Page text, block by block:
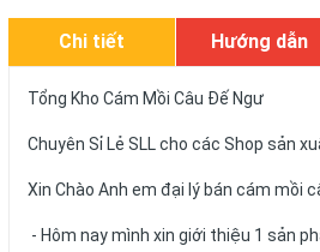
Chi tiết Hướng dẫn
Tổng Kho Cám Mồi Câu Đế Ngư
Chuyên Sỉ Lẻ SLL cho các Shop sản
Xin Chào Anh em đại lý bán cám mồi
- Hôm nay mình xin giới thiệu 1 sản